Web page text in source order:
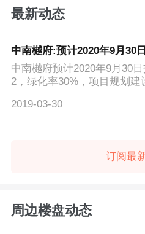
最新动态
中南樾府:预计2020年9月30
中南樾府预计2020年9月30
2，绿化率30%，项目规划建
2019-03-30
订阅最
周边楼盘动态